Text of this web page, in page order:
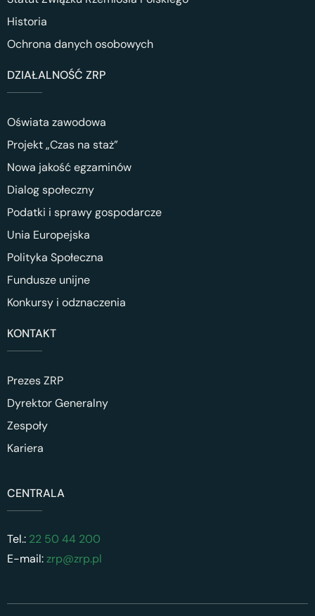
Historia
Ochrona danych osobowych
DZIAŁALNOŚĆ ZRP
Oświata zawodowa
Projekt „Czas na staż”
Nowa jakość egzaminów
Dialog społeczny
Podatki i sprawy gospodarcze
Unia Europejska
Polityka Społeczna
Fundusze unijne
Konkursy i odznaczenia
KONTAKT
Prezes ZRP
Dyrektor Generalny
Zespoły
Kariera
CENTRALA
Tel.: 22 50 44 200
E-mail:zrp@zrp.pl